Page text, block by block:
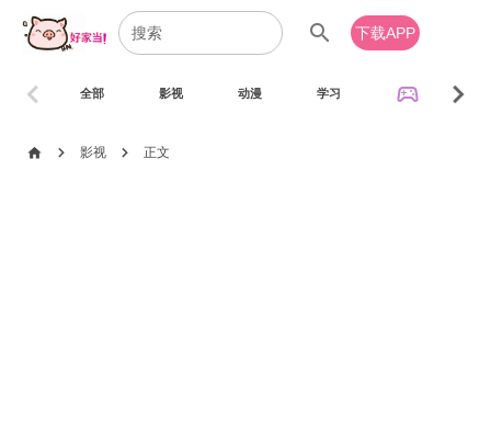
search 下载APP
全部 影视 动漫 学习 sports_esports
chevron_left chevron_right
home chevron_right 影视 chevron_right 正文